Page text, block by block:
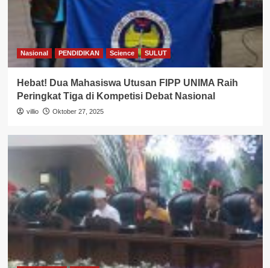
Nasional PENDIDIKAN Science SULUT
Hebat! Dua Mahasiswa Utusan FIPP UNIMA Raih
Peringkat Tiga di Kompetisi Debat Nasional
villio Oktober 27, 2025